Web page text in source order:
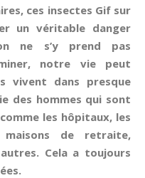
ces insectes Gif sur
un véritable danger
ne s’y prend pas
notre vie peut
vivent dans presque
des hommes qui sont
les hôpitaux, les
maisons de retraite,
Cela a toujours